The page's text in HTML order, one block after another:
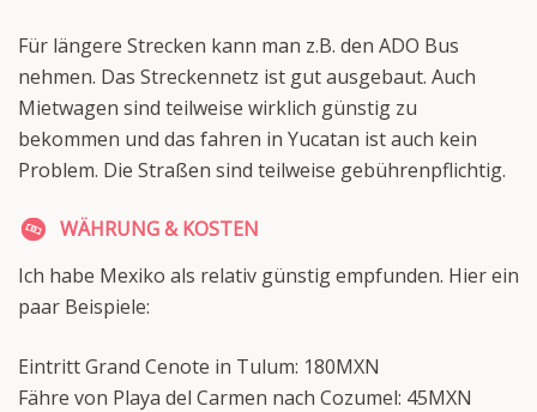
Für längere Strecken kann man z.B. den ADO Bus
nehmen. Das Streckennetz ist gut ausgebaut. Auch
Mietwagen sind teilweise wirklich günstig zu
bekommen und das fahren in Yucatan ist auch kein
Problem. Die Straßen sind teilweise gebührenpflichtig.
WÄHRUNG & KOSTEN
Ich habe Mexiko als relativ günstig empfunden. Hier ein
paar Beispiele:
Eintritt Grand Cenote in Tulum: 180MXN
Fähre von Playa del Carmen nach Cozumel: 45MXN